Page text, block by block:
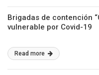
Brigadas de contención
vulnerable por Covid-19
Read more